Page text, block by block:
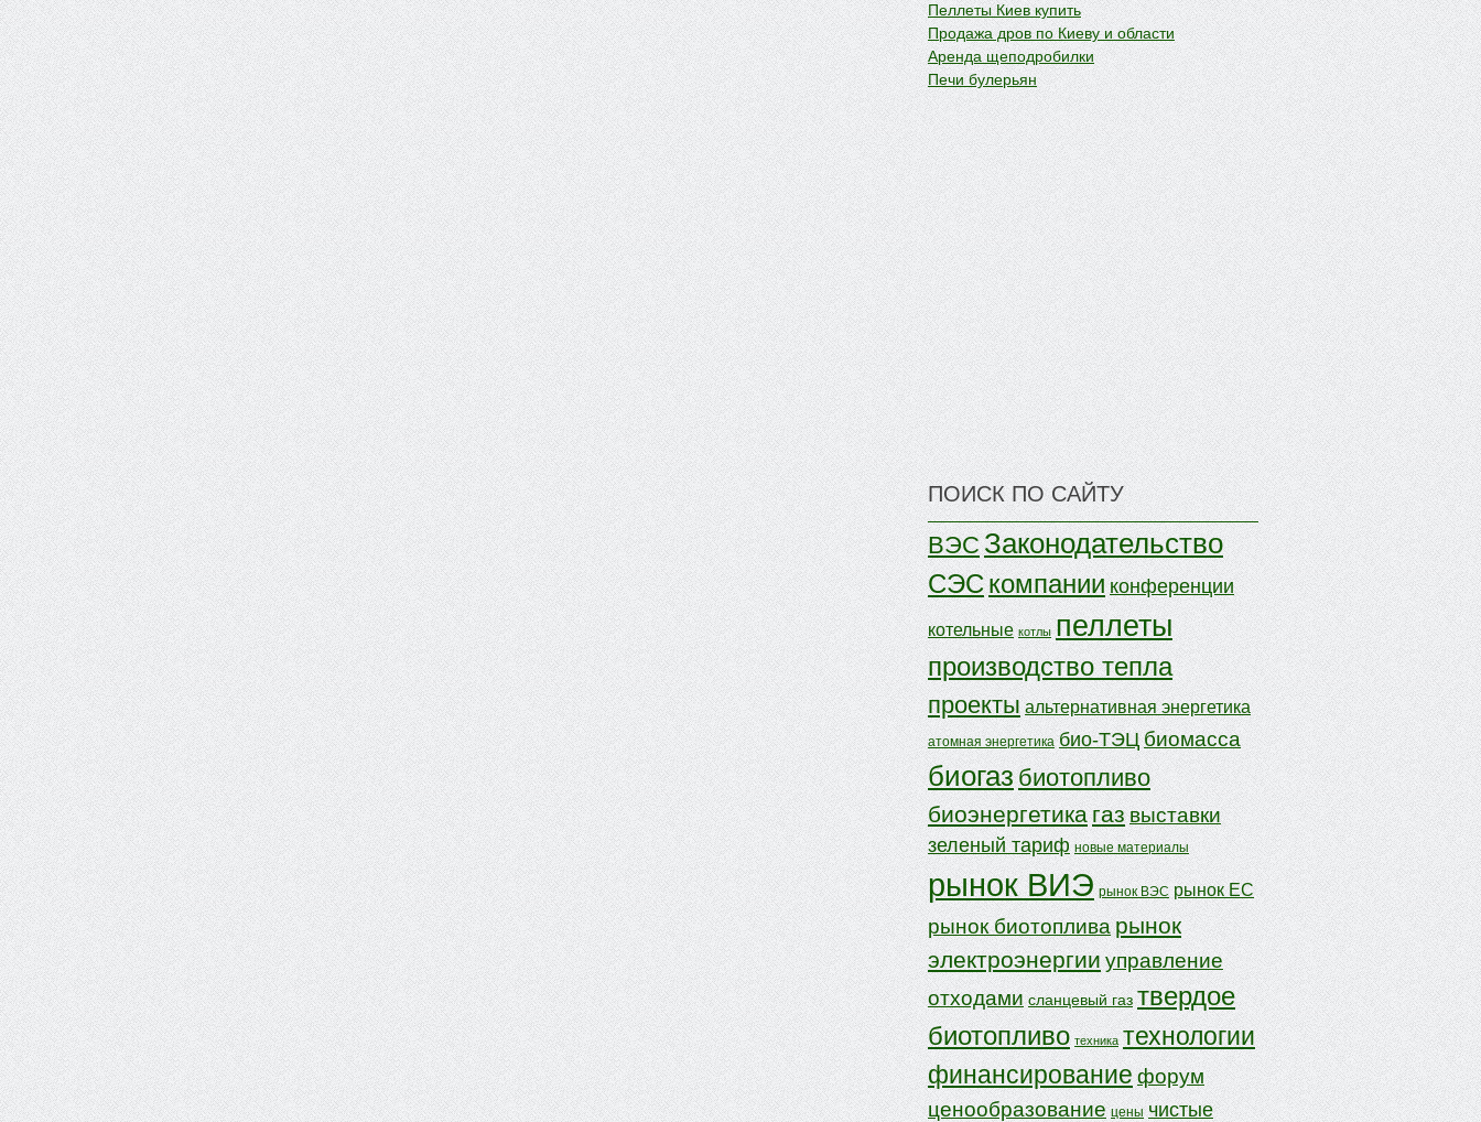
Пеллеты Киев купить
Продажа дров по Киеву и области
Аренда щеподробилки
Печи булерьян
ПОИСК ПО САЙТУ
ВЭС Законодательство
СЭСкомпании конференции
котельные котлы пеллеты
производство тепла
проекты альтернативная энергетика
атомная энергетика био-ТЭЦ биомасса
биогазбиотопливо
биоэнергетика газвыставки
зеленый тариф новые материалы
рынок ВИЭ рынок ВЭС рынок ЕС
рынок биотопливарынок
электроэнергии управление
отходами сланцевый газ твердое
биотопливо техника технологии
финансированиефорум
ценообразование цены чистые